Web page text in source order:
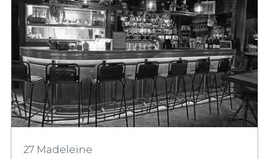
27 Madeleine